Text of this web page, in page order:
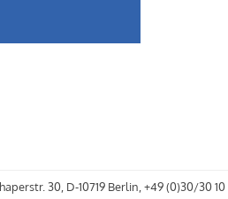
30, D-10719 Berlin, +49 (0)30/30